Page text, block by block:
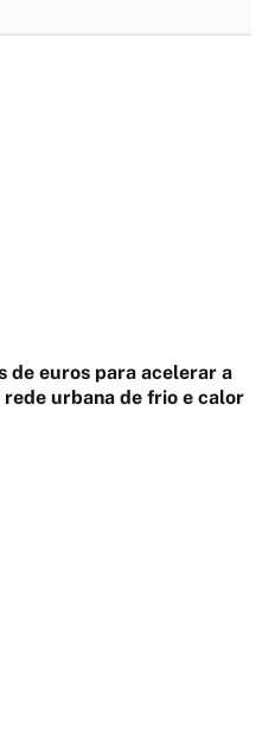
de euros para acelerar a
urbana de frio e calor